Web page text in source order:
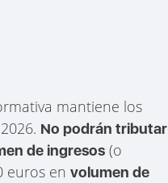
mantiene los
No podrán tributar
de ingresos (o
euros envolumen de